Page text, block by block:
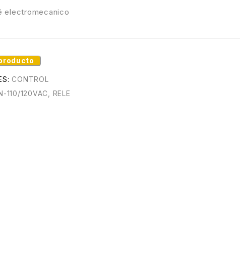
electromecanico
CONTROL
110/120VAC RELE